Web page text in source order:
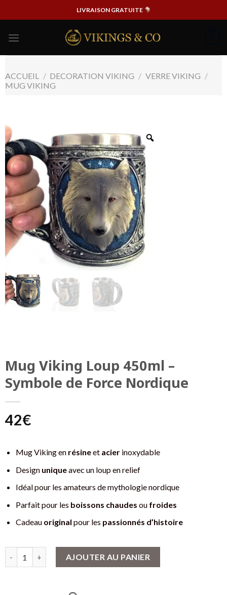
au
LIVRAISON GRATUITE
ACCUEIL / DECORATION VIKING / VERRE VIKING /
MUG VIKING
Mug Viking Loup 450ml –
Symbole de Force Nordique
42€
Mug Viking en résineet acierinoxydable
Design uniqueavec un loup en relief
Idéal pour les amateurs de mythologie nordique
Parfait pour les boissons chaudes ou froides
Cadeau original pour les passionnés d’histoire
AJOUTER AU PANIER